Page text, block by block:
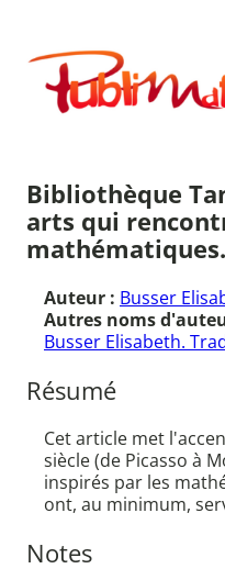
contenu
Publimath
Bibliothèque
arts qui
Auteur : Busser
Autres noms
Busser Elisabeth.
Résumé
Cet article met
siècle (de Picasso à
inspirés par les
ont, au minimum,
Notes